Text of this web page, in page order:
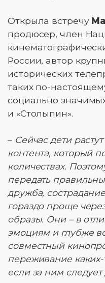
Открыла встречу
продюсер, член
России, автор
исторических
таких по-
социально
и «Столыпин».
– Сейчас дети
контента, который
количествах.
передать
дружба,
гораздо проще
образы. Они – в
эмоциям и глубже
совместный
переживание
если за ним